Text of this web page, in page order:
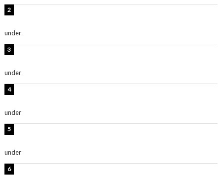
under
under
under
under